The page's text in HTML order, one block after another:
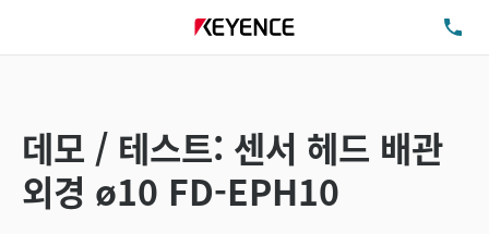
데모 / 테스트: 센서 헤드 배관
외경 ø10 FD-EPH10